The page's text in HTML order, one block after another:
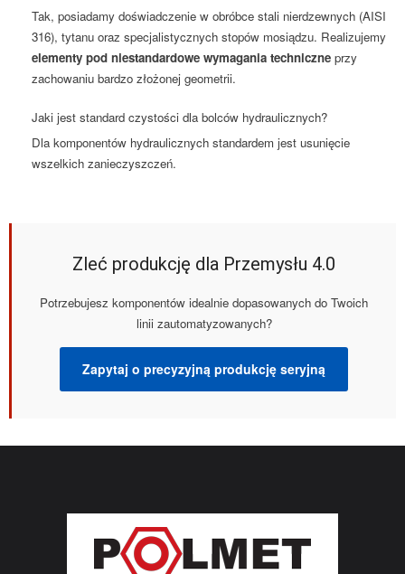
Tak, posiadamy doświadczenie w obróbce stali nierdzewnych (AISI
316), tytanu oraz specjalistycznych stopów mosiądzu. Realizujemy
elementy pod niestandardowe wymagania techniczne przy
zachowaniu bardzo złożonej geometrii.
Jaki jest standard czystości dla bolców hydraulicznych?
Dla komponentów hydraulicznych standardem jest usunięcie
wszelkich zanieczyszczeń.
Zleć produkcję dla Przemysłu 4.0
Potrzebujesz komponentów idealnie dopasowanych do Twoich
linii zautomatyzowanych?
Zapytaj o precyzyjną produkcję seryjną